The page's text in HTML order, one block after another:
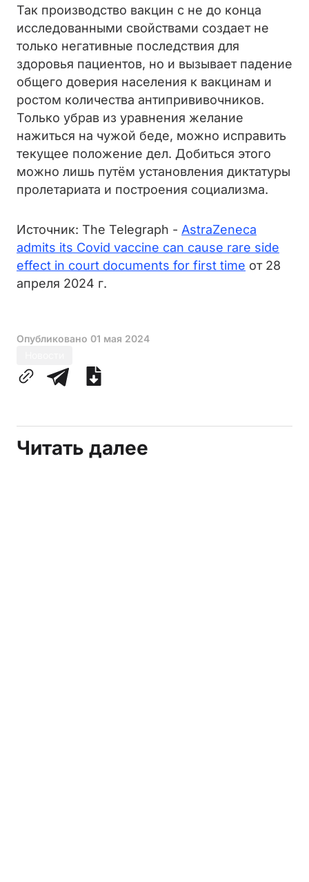
Так производство вакцин с не до конца
исследованными свойствами создает не
только негативные последствия для
здоровья пациентов, но и вызывает падение
общего доверия населения к вакцинам и
ростом количества антипрививочников.
Только убрав из уравнения желание
нажиться на чужой беде, можно исправить
текущее положение дел. Добиться этого
можно лишь путём установления диктатуры
пролетариата и построения социализма.
Источник: The Telegraph - AstraZeneca
admits its Covid vaccine can cause rare side
effect in court documents for first time от 28
апреля 2024 г.
Опубликовано 01 мая 2024
Читать далее